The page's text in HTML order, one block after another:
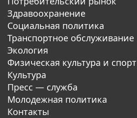
Здравоохранение
Социальная политика
Транспортное обслуживание
Экология
Физическая культура и спорт
Культура
Пресс — служба
Молодежная политика
Контакты